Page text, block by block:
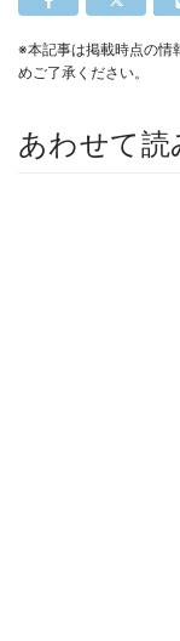
※本記事は掲載時点の情
めご了承ください。
あわせて読